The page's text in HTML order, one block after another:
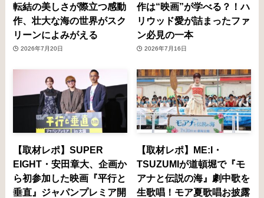
転結の美しさが際立つ感動
作、壮大な海の世界がスク
リーンによみがえる
2026年7月20日
作は“映画”が学べる？！ハ
リウッド愛が詰まったファ
ン必見の一本
2026年7月16日
【取材レポ】SUPER
EIGHT・安田章大、企画か
ら初参加した映画『平行と
垂直』ジャパンプレミア開
【取材レポ】ME:I・
TSUZUMIが道頓堀で『モ
アナと伝説の海』劇中歌を
生歌唱！モア夏歌唱お披露